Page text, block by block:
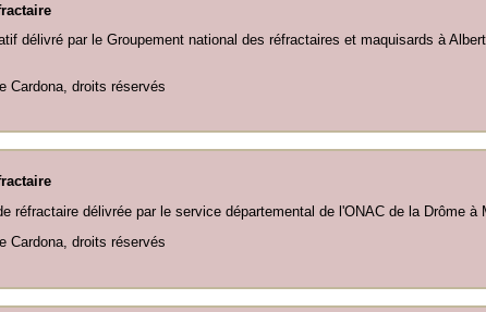
délivré par le Groupement national des réfractaires et maquisards à
Cardona, droits réservés
réfractaire délivrée par le service départemental de l'ONAC de la Drôme à
Cardona, droits réservés